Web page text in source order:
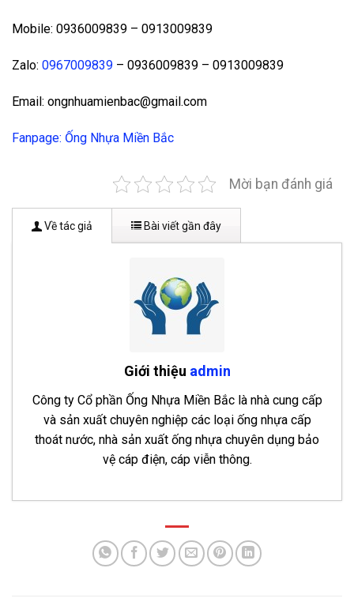
Mobile: 0936009839 – 0913009839
Zalo: 0967009839 – 0936009839 – 0913009839
Email: ongnhuamienbac@gmail.com
Fanpage: Ống Nhựa Miền Bắc
Mời bạn đánh giá
Về tác giả Bài viết gần đây
Giới thiệu admin
Công ty Cổ phần Ống Nhựa Miền Bắc là nhà cung cấp
và sản xuất chuyên nghiệp các loại ống nhựa cấp
thoát nước, nhà sản xuất ống nhựa chuyên dụng bảo
vệ cáp điện, cáp viễn thông.
Bảng báo giá ống nhựa HDPE Hoa Sen 2026
Tháng 7, 2026
Bảng báo giá ống nhựa uPVC Hoa Sen 2026